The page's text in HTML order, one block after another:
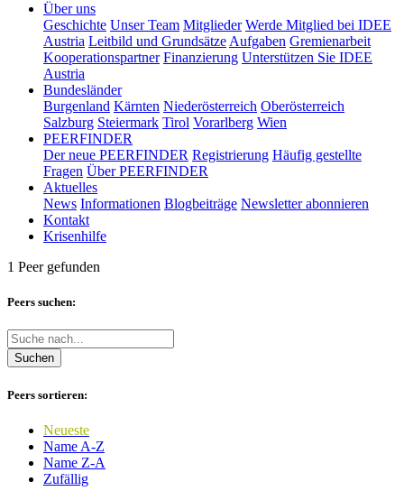
Über uns
Geschichte Unser Team Mitglieder Werde Mitglied bei IDEE
Austria Leitbild und Grundsätze Aufgaben Gremienarbeit
Kooperationspartner Finanzierung Unterstützen Sie IDEE
Austria
Bundesländer
Burgenland Kärnten Niederösterreich Oberösterreich
Salzburg Steiermark Tirol Vorarlberg Wien
PEERFINDER
Der neue PEERFINDER Registrierung Häufig gestellte
Fragen Über PEERFINDER
Aktuelles
News Informationen Blogbeiträge Newsletter abonnieren
Kontakt
Krisenhilfe
1 Peer gefunden
Peers suchen:
Suchen
Peers sortieren:
Neueste
Name A-Z
Name Z-A
Zufällig